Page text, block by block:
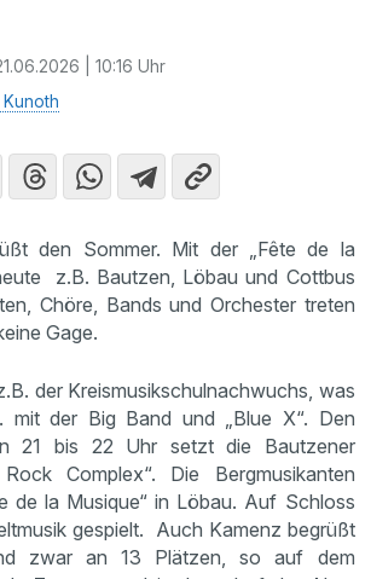
| 10:16 Uhr
den Sommer. Mit der „Fête de la
z.B. Bautzen, Löbau und Cottbus
Chöre, Bands und Orchester treten
Gage.
der Kreismusikschulnachwuchs, was
mit der Big Band und „Blue X“. Den
21 bis 22 Uhr setzt die Bautzener
Complex“. Die Bergmusikanten
de la Musique“ in Löbau. Auf Schloss
gespielt. Auch Kamenz begrüßt
zwar an 13 Plätzen, so auf dem